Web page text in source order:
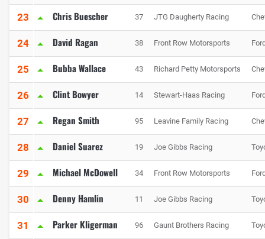
23 Chris Buescher 37 JTG Daugherty Racing
24 David Ragan 38 Front Row Motorsports
25 Bubba Wallace 43 Richard Petty Motorsports
26 Clint Bowyer 14 Stewart-Haas Racing
27 Regan Smith 95 Leavine Family Racing
28 Daniel Suarez 19 Joe Gibbs Racing
29 Michael McDowell 34 Front Row Motorsports
30 Denny Hamlin 11 Joe Gibbs Racing
31 Parker Kligerman 96 Gaunt Brothers Racing